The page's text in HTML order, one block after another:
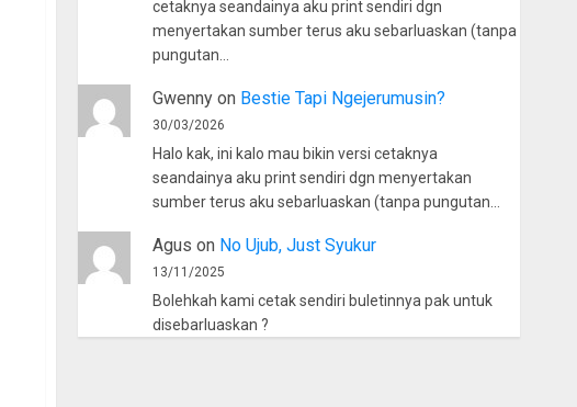
cetaknya seandainya aku print sendiri dgn
menyertakan sumber terus aku sebarluaskan (tanpa
pungutan…
Gwennyon Bestie Tapi Ngejerumusin?
30/03/2026
Halo kak, ini kalo mau bikin versi cetaknya
seandainya aku print sendiri dgn menyertakan
sumber terus aku sebarluaskan (tanpa pungutan…
Agus on No Ujub, Just Syukur
13/11/2025
Bolehkah kami cetak sendiri buletinnya pak untuk
disebarluaskan ?